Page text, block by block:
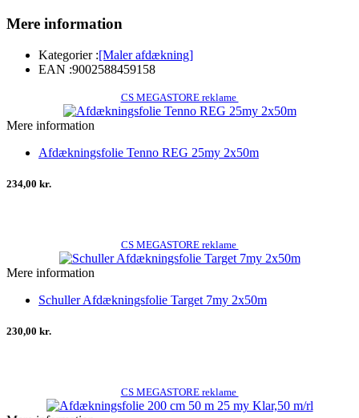
Mere information
Kategorier :[Maler afdækning]
EAN :9002588459158
CS MEGASTORE reklame
Mere information
Afdækningsfolie Tenno REG 25my 2x50m
234,00 kr.
CS MEGASTORE reklame
Mere information
Schuller Afdækningsfolie Target 7my 2x50m
230,00 kr.
CS MEGASTORE reklame